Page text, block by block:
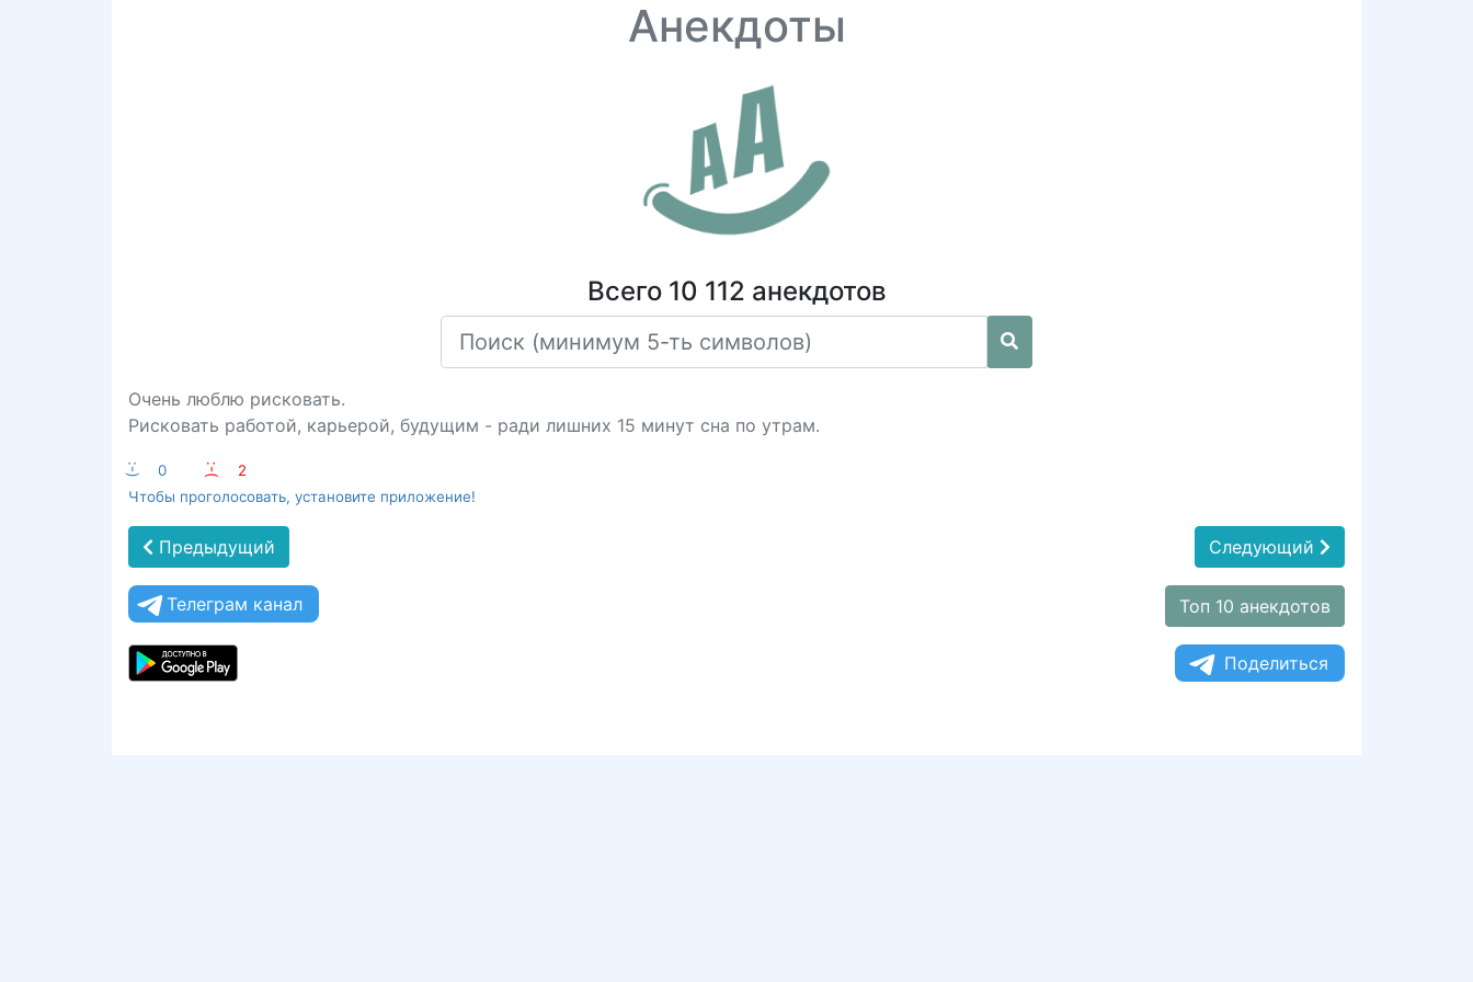
Анекдоты
Всего 10 112 анекдотов
Очень люблю рисковать.
Рисковать работой, карьерой, будущим - ради лишних 15 минут сна по утрам.
:-) 0 :-(
2
Чтобы проголосовать, установите приложение!
Предыдущий Следующий
Телеграм канал Топ 10 анекдотов
Поделиться